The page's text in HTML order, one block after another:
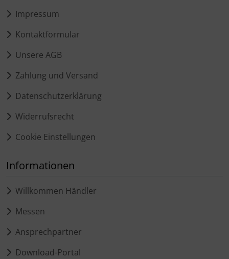
Impressum
Kontaktformular
Unsere AGB
Zahlung und Versand
Datenschutzerklärung
Widerrufsrecht
Cookie Einstellungen
Informationen
Willkommen Händler
Messen
Ansprechpartner
Download-Portal